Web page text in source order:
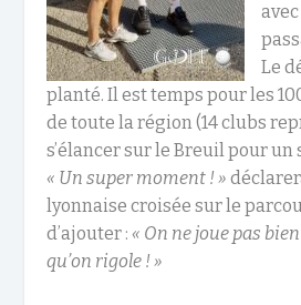
Le
planté. Il est temps pour les
de toute la région (14 clubs
s’élancer sur le Breuil pour un
« Un super moment ! »
lyonnaise croisée sur le
d’ajouter : « On ne joue pas
qu’on rigole ! »